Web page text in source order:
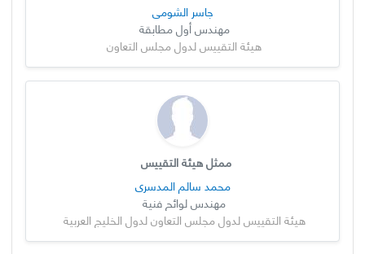
جاسر الشومي
مهندس أول مطابقة
هيئة التقييس لدول مجلس التعاون
ممثل هيئة التقييس
محمد سالم المدسري
مهندس لوائح فنية
هيئة التقييس لدول مجلس التعاون لدول الخليج العربية